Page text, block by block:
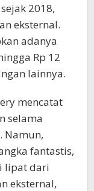
2018,
eksternal.
adanya
Rp 12
lainnya.
mencatat
selama
Namun,
fantastis,
lipat dari
eksternal,